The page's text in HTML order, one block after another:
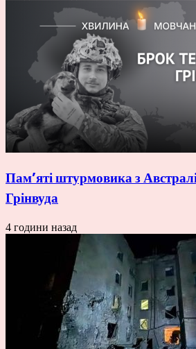
Пам’яті штурмовика з
Грінвуда
4 години назад